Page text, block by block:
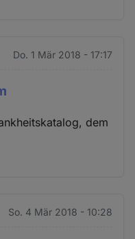
Do. 1 Mär 2018 - 17:17
dem
So. 4 Mär 2018 - 10:28